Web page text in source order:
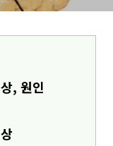
, 원인